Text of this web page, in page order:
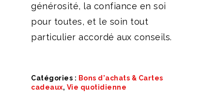
générosité, la confiance en soi
pour toutes, et le soin tout
particulier accordé aux conseils.
Catégories : Bons d'achats & Cartes
cadeaux, Vie quotidienne